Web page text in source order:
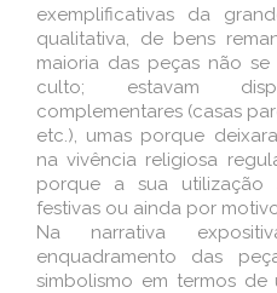
exemplificativas da
qualitativa, de bens
maioria das peças não
culto; estavam
complementares (casas
etc.), umas porque
na vivência religiosa
porque a sua utilização
festivas ou ainda por
Na narrativa
enquadramento das
simbolismo em termos